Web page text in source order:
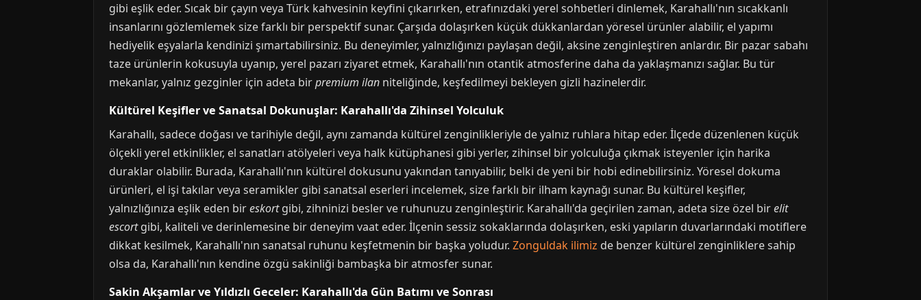
gibi eşlik eder. Sıcak bir çayın veya Türk kahvesinin keyfini çıkarırken, etrafınızdaki yerel sohbetleri dinlemek, Karahallı'nın sıcakkanlı
insanlarını gözlemlemek size farklı bir perspektif sunar. Çarşıda dolaşırken küçük dükkanlardan yöresel ürünler alabilir, el yapımı
hediyelik eşyalarla kendinizi şımartabilirsiniz. Bu deneyimler, yalnızlığınızı paylaşan değil, aksine zenginleştiren anlardır. Bir pazar sabahı
taze ürünlerin kokusuyla uyanıp, yerel pazarı ziyaret etmek, Karahallı'nın otantik atmosferine daha da yaklaşmanızı sağlar. Bu tür
mekanlar, yalnız gezginler için adeta birpremium ilan niteliğinde, keşfedilmeyi bekleyen gizli hazinelerdir.
Kültürel Keşifler ve Sanatsal Dokunuşlar: Karahallı'da Zihinsel Yolculuk
Karahallı, sadece doğası ve tarihiyle değil, aynı zamanda kültürel zenginlikleriyle de yalnız ruhlara hitap eder. İlçede düzenlenen küçük
ölçekli yerel etkinlikler, el sanatları atölyeleri veya halk kütüphanesi gibi yerler, zihinsel bir yolculuğa çıkmak isteyenler için harika
duraklar olabilir. Burada, Karahallı'nın kültürel dokusunu yakından tanıyabilir, belki de yeni bir hobi edinebilirsiniz. Yöresel dokuma
ürünleri, el işi takılar veya seramikler gibi sanatsal eserleri incelemek, size farklı bir ilham kaynağı sunar. Bu kültürel keşifler,
yalnızlığınıza eşlik eden bireskortgibi, zihninizi besler ve ruhunuzu zenginleştirir. Karahallı'da geçirilen zaman, adeta size özel birelit
escortgibi, kaliteli ve derinlemesine bir deneyim vaat eder. İlçenin sessiz sokaklarında dolaşırken, eski yapıların duvarlarındaki motiflere
dikkat kesilmek, Karahallı'nın sanatsal ruhunu keşfetmenin bir başka yoludur. Zonguldak ilimiz de benzer kültürel zenginliklere sahip
olsa da, Karahallı'nın kendine özgü sakinliği bambaşka bir atmosfer sunar.
Sakin Akşamlar ve Yıldızlı Geceler: Karahallı'da Gün Batımı ve Sonrası